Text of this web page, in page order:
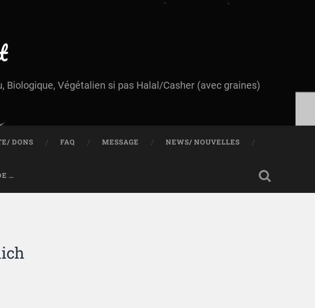
Biologique, Végétalien si pas Halal/Casher (avec graines)
DONS FAQ MESSAGE NEWS/ NOUVELLES
…